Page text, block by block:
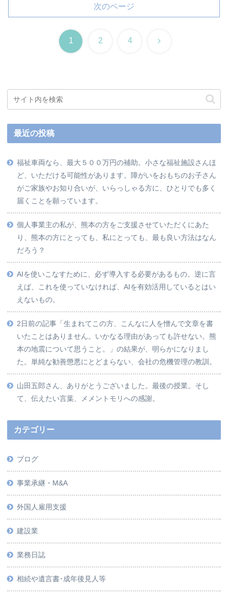
次のページ
1 2 4 次
最近の投稿
福祉車両なら、最大５００万円の補助。小さな福祉施設さんほ
ど、いただける可能性があります。障がいをおもちのお子さん
がご家族やお知り合いが、いらっしゃる方に、ひとりでも多く
届くことを願っています。
個人事業主の私が、熊本の方をご支援させていただくにあた
り、熊本の方にとっても、私にとっても、最も良い方法はなん
だろう？
AIを使いこなすために、必ず導入する必要があるもの。逆に言
えば、これを使っていなければ、AIを有効活用しているとはい
えないもの。
2日前の記事「生まれてこの方、こんなに人を憎んで文章を書
いたことはありません。いかなる理由があっても許せない。熊
本の地震について思うこと。」の結果が、明らかになりまし
た。単純な勧善懲悪にとどまらない、会社の危機管理の教訓。
山田五郎さん、ありがとうございました。最後の授業。そし
て、伝えたい言葉、メメントモリへの感謝。
カテゴリー
ブログ
事業承継・M&A
外国人雇用支援
建設業
業務日誌
相続や遺言書･成年後見人等